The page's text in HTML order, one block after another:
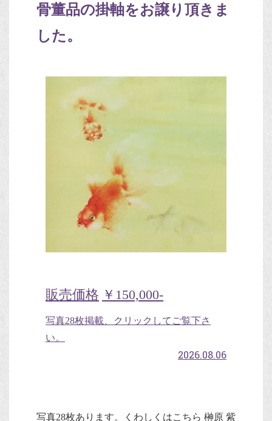
骨董品の掛軸をお譲り頂きま
した。
販売価格 ￥150,000-
写真28枚掲載、クリックしてご覧下さ
い。
2026.08.06
写真28枚あります。くわしくはこちら 榊原 紫